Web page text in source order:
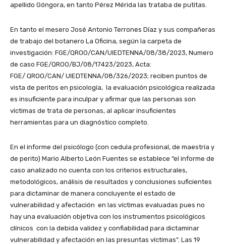
apellido Góngora, en tanto Pérez Mérida las trataba de putitas.
En tanto el mesero José Antonio Terrones Díaz y sus compañeras
de trabajo del botanero La Oficina, según la carpeta de
investigación: FGE/QROO/CAN/UIEDTENNA/08/38/2023, Numero
de caso FGE/QROO/BJ/08/17423/2023, Acta:
FGE/ QROO/CAN/ UIEDTENNA/08/326/2023; reciben puntos de
vista de peritos en psicología, la evaluación psicológica realizada
es insuficiente para inculpar y afirmar que las personas son
víctimas de trata de personas, al aplicar insuficientes
herramientas para un diagnóstico completo.
En el informe del psicólogo (con cedula profesional, de maestría y
de perito) Mario Alberto León Fuentes se establece “el informe de
caso analizado no cuenta con los criterios estructurales,
metodológicos, análisis de resultados y conclusiones suficientes
para dictaminar de manera concluyente el estado de
vulnerabilidad y afectación en las víctimas evaluadas pues no
hay una evaluación objetiva con los instrumentos psicológicos
clínicos con la debida validez y confiabilidad para dictaminar
vulnerabilidad y afectación en las presuntas víctimas”. Las 19